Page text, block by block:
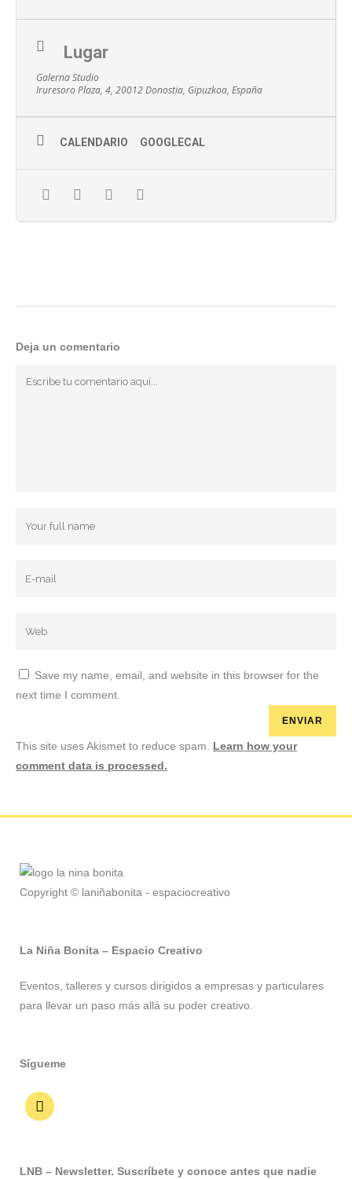
Algunas preguntas que pueden interesarte…
¿Necesito tener nociones para participar en el
¿Tengo que llevar algún material?
el precio. Además habrá hamaiketako! 🙂
¿Cuándo y dónde?
¿Cómo me inscribo?
Escribe un correo a:
Lugar
Galerna Studio
Iruresoro Plaza, 4, 20012 Donostia, Gipuzkoa, España
CALENDARIO GOOGLECAL
Deja un comentario
Save my name, email, and website in this browser for the
next time I comment.
This site uses Akismet to reduce spam. Learn how your
comment data is processed.
Copyright © laniñabonita - espaciocreativo
La Niña Bonita – Espacio Creativo
Eventos, talleres y cursos dirigidos a empresas y particulares
para llevar un paso más allá su poder creativo.
Sígueme
LNB – Newsletter. Suscríbete y conoce antes que nadie